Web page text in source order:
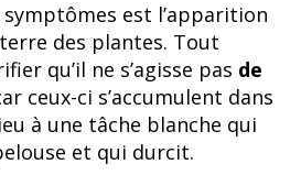
symptômes est l’apparition
des plantes. Tout
qu’il ne s’agisse pas de
ceux-ci s’accumulent dans
à une tâche blanche qui
et qui durcit.